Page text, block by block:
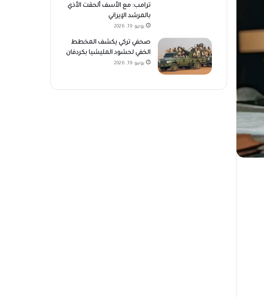
ترامب: مع الأسف ألحقت الأذي
بالمرشد الإيراني
يونيو 19, 2026
صحفي تركي يكشف المخطط
الخفي لحشود المليشيا بكردفان
يونيو 19, 2026